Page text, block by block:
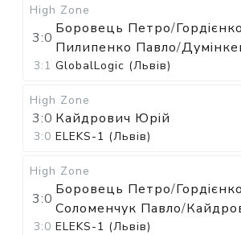
High Zone
3:0
Боровець Петро/
Пилипенко Павло/
3:1 GlobalLogic (Львів)
High Zone
3:0 Кайдрович Юрій
3:0 ELEKS-1 (Львів)
High Zone
3:0
Боровець Петро/
Соломенчук Павло/
3:0 ELEKS-1 (Львів)